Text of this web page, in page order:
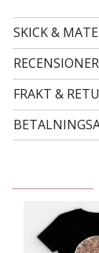
SKICK &
RECENSIONER
FRAKT &